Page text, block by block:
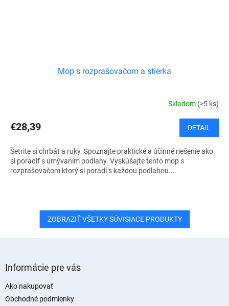
Mop s rozprašovačom a stierka
Skladom (>5 ks)
€28,39 DETAIL
Šetrite si chrbát a ruky. Spoznajte praktické a účinné riešenie ako
si poradiť s umývaním podlahy. Vyskúšajte tento mop s
rozprašovačom ktorý si poradí s každou podlahou....
ZOBRAZIŤ VŠETKY SÚVISIACE PRODUKTY
Informácie pre vás
Ako nakupovať
Obchodné podmienky